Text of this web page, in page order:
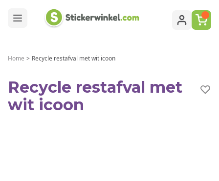
Home > Recycle restafval met wit icoon
Recycle restafval met
wit icoon